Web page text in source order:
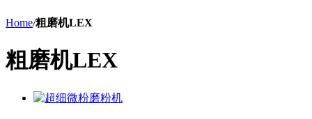
Home/粗磨机LEX
粗磨机LEX